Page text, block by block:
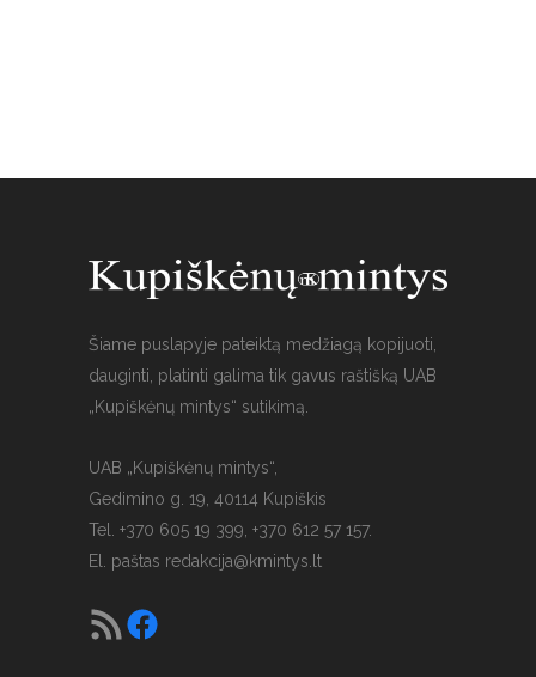
Šiame puslapyje pateiktą medžiagą kopijuoti,
dauginti, platinti galima tik gavus raštišką UAB
„Kupiškėnų mintys“ sutikimą.
UAB „Kupiškėnų mintys“,
Gedimino g. 19, 40114 Kupiškis
Tel. +370 605 19 399, +370 612 57 157.
El. paštas redakcija@kmintys.lt